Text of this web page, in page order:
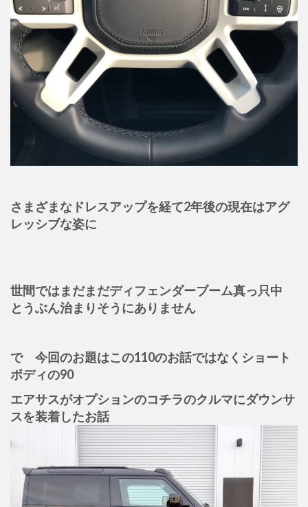
さまざまなドレスアップを経て2年後の現在はアグ
レッシブな姿に
世間ではまだまだディフェンダーブーム真っ只中
とうぶん治まりそうにありません
で 今回のお題はこの110のお話ではなくショート
ボディの90
エアサスがオプションのコチラのクルマにダウンサ
スを装着したお話